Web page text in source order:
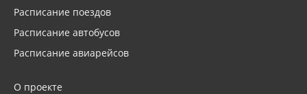
Расписание поездов
Расписание автобусов
Расписание авиарейсов
О проекте